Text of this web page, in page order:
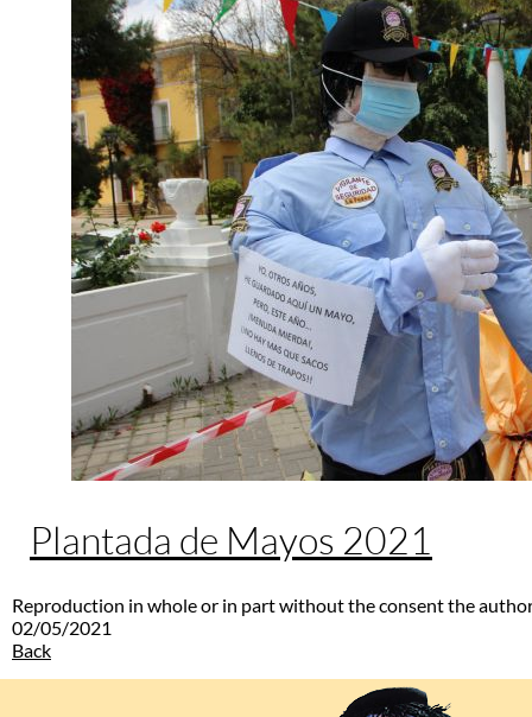
Plantada de Mayos 2021
Reproduction in whole or in part without the consent the
02/05/2021
Back